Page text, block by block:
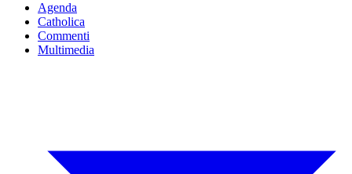
Agenda
Catholica
Commenti
Multimedia